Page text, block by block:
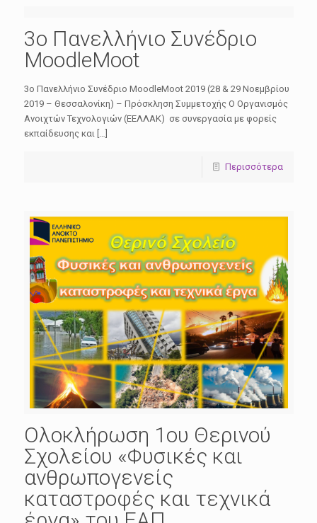
3ο Πανελλήνιο Συνέδριο
MoodleMoot
3ο Πανελλήνιο Συνέδριο MoodleMoot 2019 (28 & 29 Νοεμβρίου
2019 – Θεσσαλονίκη) – Πρόσκληση Συμμετοχής Ο Οργανισμός
Ανοιχτών Τεχνολογιών (ΕΕΛΛΑΚ) σε συνεργασία με φορείς
εκπαίδευσης και […]
Περισσότερα
Ολοκλήρωση 1ου Θερινού
Σχολείου «Φυσικές και
ανθρωπογενείς
καταστροφές και τεχνικά